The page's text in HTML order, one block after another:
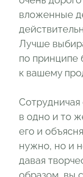
вложенные
Лучше
по принципе
к вашему
в одно и то
его и
нужно, но и
давая